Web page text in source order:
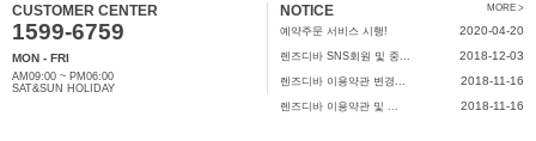
CUSTOMER CENTER
1599-6759
MON - FRI
AM09:00 ~ PM06:00
SAT&SUN HOLIDAY
NOTICE MORE >
예약주문 서비스 시행! 2020-04-20
렌즈디바 SNS회원 및 중... 2018-12-03
렌즈디바 이용약관 변경... 2018-11-16
렌즈디바 이용약관 및 ... 2018-11-16